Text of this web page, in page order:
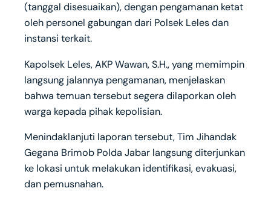
(tanggal disesuaikan), dengan pengamanan ketat
oleh personel gabungan dari Polsek Leles dan
instansi terkait.
Kapolsek Leles, AKP Wawan, S.H., yang memimpin
langsung jalannya pengamanan, menjelaskan
bahwa temuan tersebut segera dilaporkan oleh
warga kepada pihak kepolisian.
Menindaklanjuti laporan tersebut, Tim Jihandak
Gegana Brimob Polda Jabar langsung diterjunkan
ke lokasi untuk melakukan identifikasi, evakuasi,
dan pemusnahan.